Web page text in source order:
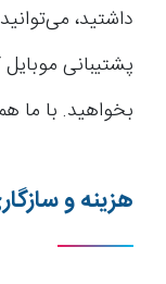
داشتید،
پشتیبانی
بخواهید. با ما
هزینه و